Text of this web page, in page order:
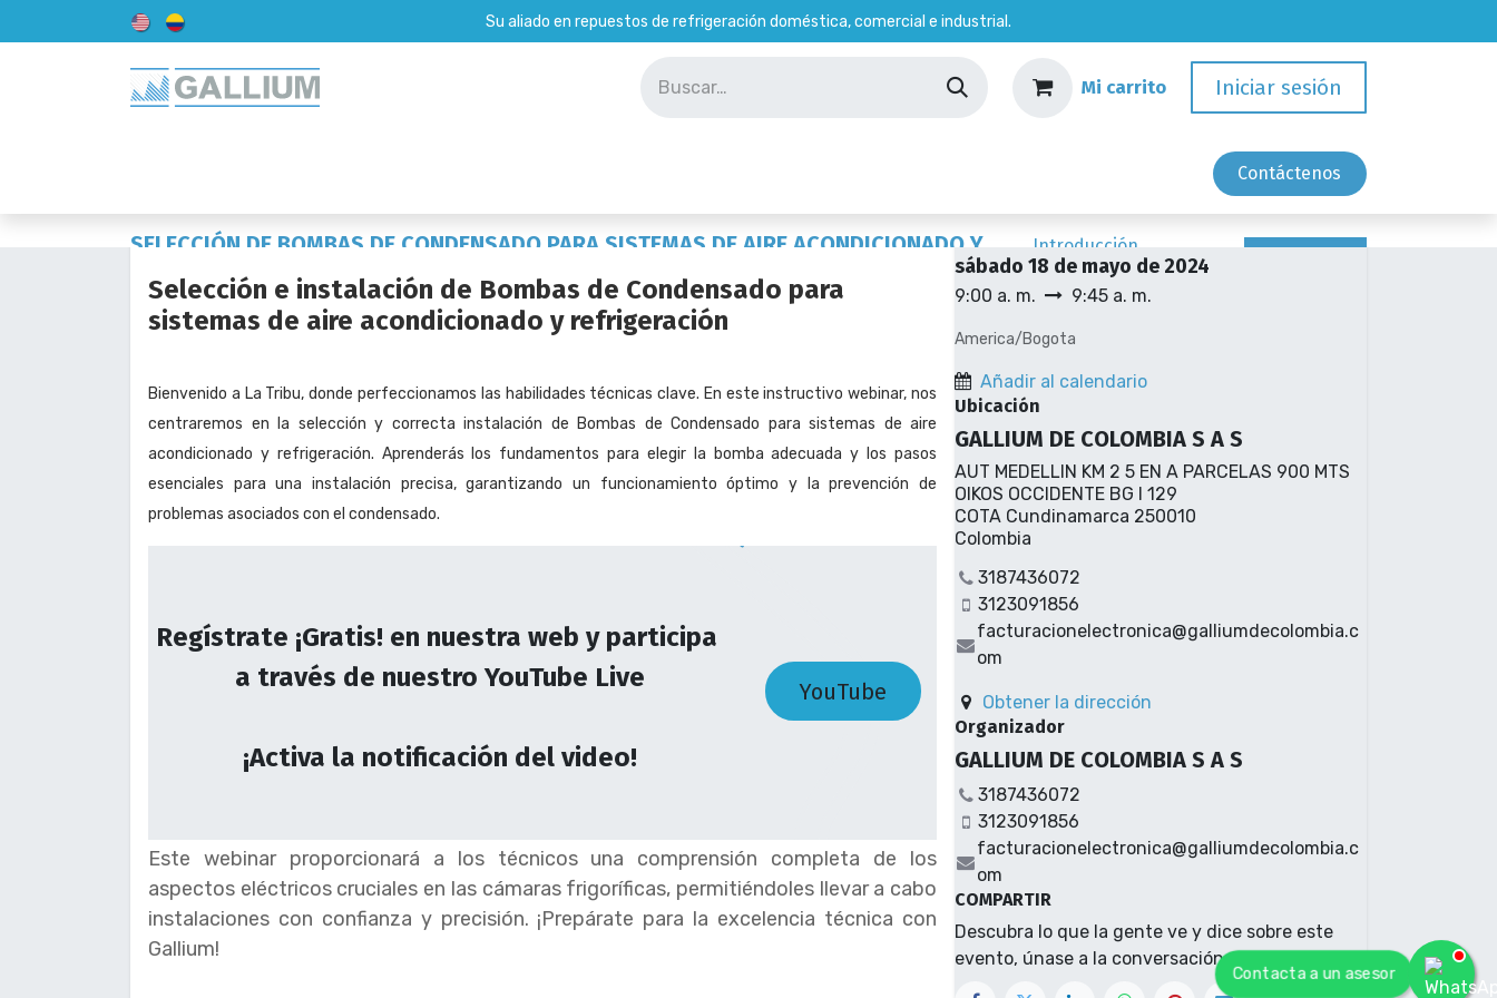
Su aliado en repuestos de refrigeración doméstica, comercial e industrial.
Mi carrito Iniciar sesión
Contácten​​os
SELECCIÓN DE BOMBAS DE CONDENSADO PARA SISTEMAS DE AIRE ACONDICIONADO Y
REFRIGERACIÓN
Introducción
Inscribirse
Selección e instalación de Bombas de Condensado para
sistemas de aire acondicionado y refrigeración
Bienvenido a La Tribu, donde perfeccionamos las habilidades técnicas clave. En este instructivo webinar, nos
centraremos en la selección y correcta instalación de Bombas de Condensado para sistemas de aire
acondicionado y refrigeración. Aprenderás los fundamentos para elegir la bomba adecuada y los pasos
esenciales para una instalación precisa, garantizando un funcionamiento óptimo y la prevención de
problemas asociados con el condensado.
Regístrate ¡Gratis! en nuestra web y participa
a través de nuestro YouTube Live
¡Activa la notificación del video!
YouTube
Este webinar proporcionará a los técnicos una comprensión completa de los
aspectos eléctricos cruciales en las cámaras frigoríficas, permitiéndoles llevar a cabo
instalaciones con confianza y precisión. ¡Prepárate para la excelencia técnica con
Gallium!
Fecha y hora
sábado 18 de mayo de 2024
9:00 a. m. 9:45 a. m.
America/Bogota
Añadir al calendario
Ubicación
GALLIUM DE COLOMBIA S A S
AUT MEDELLIN KM 2 5 EN A PARCELAS 900 MTS
OIKOS OCCIDENTE BG I 129
COTA Cundinamarca 250010
Colombia
3187436072
3123091856
facturacionelectronica@galliumdecolombia.c
om
Obtener la dirección
Organizador
GALLIUM DE COLOMBIA S A S
3187436072
3123091856
facturacionelectronica@galliumdecolombia.c
om
COMPARTIR
Descubra lo que la gente ve y dice sobre este
evento, únase a la conversación.
Contacta a un asesor